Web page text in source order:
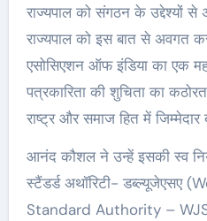
राज्यपाल को संगठन के उद्देश्यों
राज्यपाल को इस बात से अवगत
एसोसिएशन ऑफ इंडिया का एक
पत्रकारिता की शुचिता का
राष्ट्र और समाज हित में जिम्मेदार
आनंद कौशल ने उन्हें इसकी स्व
स्टैंडर्ड अथॉरिटी- डब्ल्यूजेएसए
Standard Authority –